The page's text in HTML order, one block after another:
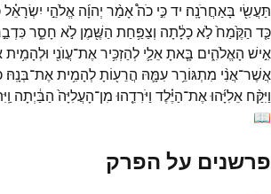
תַּעֲשִׂ֖י בָּאַחֲרֹנָֽה׃ ידכִּ֣י כֹה֩אָמַ֨ר יְהוָ֜ה אֱלֹהֵ֣י יִשְׂרָאֵ֗ל
כַּ֤ד הַקֶּ֙מַח֙לֹ֣אכָלָ֔תָה וְצַפַּ֥חַת הַשֶּׁ֖מֶן לֹ֣א חָסֵ֑ר
אִ֣ישׁ הָאֱלֹהִ֑ים בָּ֧אתָאֵלַ֛י לְהַזְכִּ֥יראֶת־עֲוֺנִ֖י וּלְהָמִ֥ית
אֲשֶׁר־אֲנִ֨י מִתְגּוֹרֵ֥רעִמָּ֛הּ הֲרֵע֖וֹתָלְהָמִ֥יתאֶת־בְּנָֽהּ׃
וַיִּקַּ֨ח אֵלִיָּ֜הוּאֶת־הַיֶּ֗לֶד וַיֹּרִדֵ֤הוּ מִן־הָעֲלִיָּה֙ הַבַּ֔יְתָה
📖
פרשנים על הפרק